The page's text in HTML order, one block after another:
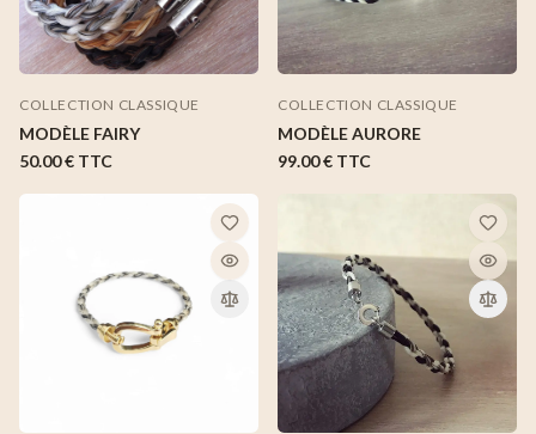
COLLECTION CLASSIQUE
MODÈLE FAIRY
50.00 € TTC
COLLECTION CLASSIQUE
MODÈLE AURORE
99.00 € TTC